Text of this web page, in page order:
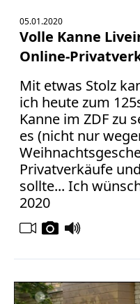
05.01.2020
Volle Kanne
Online-
Mit etwas Stolz
ich heute zum
Kanne im ZDF zu
es (nicht nur
Privatverkäufe
sollte... Ich
2020